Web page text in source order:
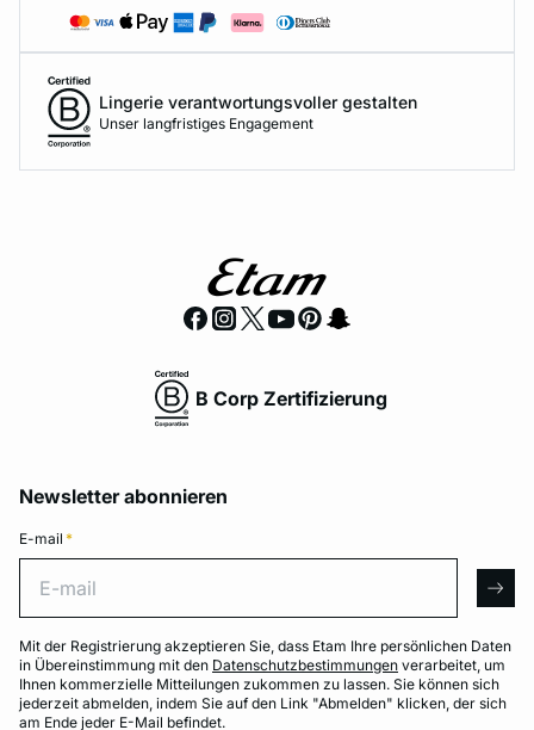
Lingerie verantwortungsvoller gestalten
Unser langfristiges Engagement
B Corp Zertifizierung
Newsletter abonnieren
E-mail *
Mit der Registrierung akzeptieren Sie, dass Etam Ihre persönlichen Daten
in Übereinstimmung mit den Datenschutzbestimmungen verarbeitet, um
Ihnen kommerzielle Mitteilungen zukommen zu lassen. Sie können sich
jederzeit abmelden, indem Sie auf den Link "Abmelden" klicken, der sich
am Ende jeder E-Mail befindet.